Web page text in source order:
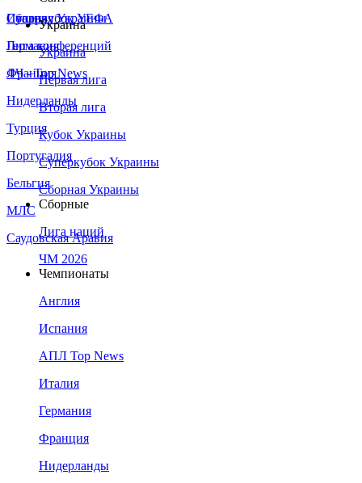
Сборная Украины
Италия
Германия
Франция
Нидерланды
Турция
Португалия
Бельгия
МЛС
Саудовская Аравия
Суперкубок УЕФА
Лига конференций
ЛЧ - Top News
Украина
Украина
Первая лига
Вторая лига
Кубок Украины
Суперкубок Украины
Сборная Украины
Сборные
Лига наций
ЧМ 2026
Чемпионаты
Англия
Испания
АПЛ Top News
Италия
Германия
Франция
Нидерланды